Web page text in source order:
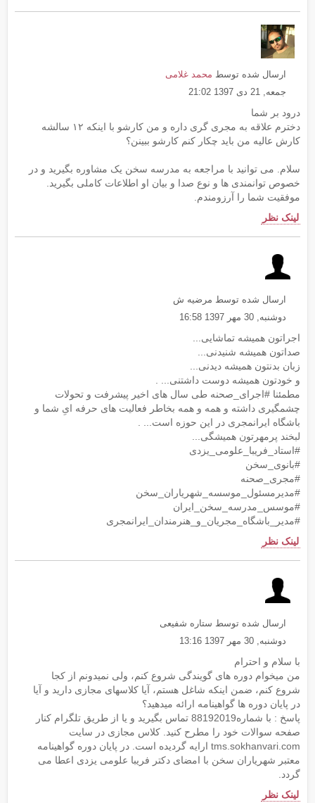
ارسال شده توسط محمد غلامی
جمعه, 21 دی 1397 21:02
درود بر شما
دخترم علاقه به مجری گری داره و من کارشو با اینکه ۱۲ سالشه
کارش عالیه من باید چکار کنم کارشو ببینن؟
سلام. می توانید با مراجعه به مدرسه سخن یک مشاوره بگیرید و در
خصوص توانمندی ها و نوع صدا و بیان او اطلاعات کاملی بگیرید.
موفقیت شما را آرزومندم.
لینک نظر
ارسال شده توسط مرضیه ش
دوشنبه, 30 مهر 1397 16:58
اجراتون همیشه تماشایی...
صداتون همیشه شنیدنی...
زبان بدنتون همیشه دیدنی...
و خودتون همیشه دوست داشتنی... .
مطمئنا #اجرای_صحنه طی سال های اخیر پیشرفت و تحولات
چشمگیری داشته و همه و همه بخاطر فعالیت های حرفه ایِ شما و
باشگاه ایرانمجری در این حوزه است... .
لبخند پرمهرتون همیشگی...
#استاد_فریبا_علومی_یزدی
#بانوی_سخن
#مجری_صحنه
#مدیرمسئول_موسسه_شهریاران_سخن
#موسس_مدرسه_سخن_ایران
#مدیر_باشگاه_مجریان_و_هنرمندان_ایرانمجری
لینک نظر
ارسال شده توسط ستاره شفیعی
دوشنبه, 30 مهر 1397 13:16
با سلام و احترام
من میخوام دوره های گویندگی شروع کنم، ولی نمیدونم از کجا
شروع کنم، ضمن اینکه شاغل هستم، آیا کلاسهای مجازی دارید و آیا
در پایان دوره ها گواهینامه ارائه میدهید؟
پاسخ : با شماره88192019 تماس بگیرید و یا از طریق تلگرام کنار
صفحه سوالات خود را مطرح کنید. کلاس مجازی در سایت
tms.sokhanvari.com ارایه گردیده است. در پایان دوره گواهینامه
معتبر شهریاران سخن با امضای دکتر فریبا علومی یزدی اعطا می
گردد.
لینک نظر